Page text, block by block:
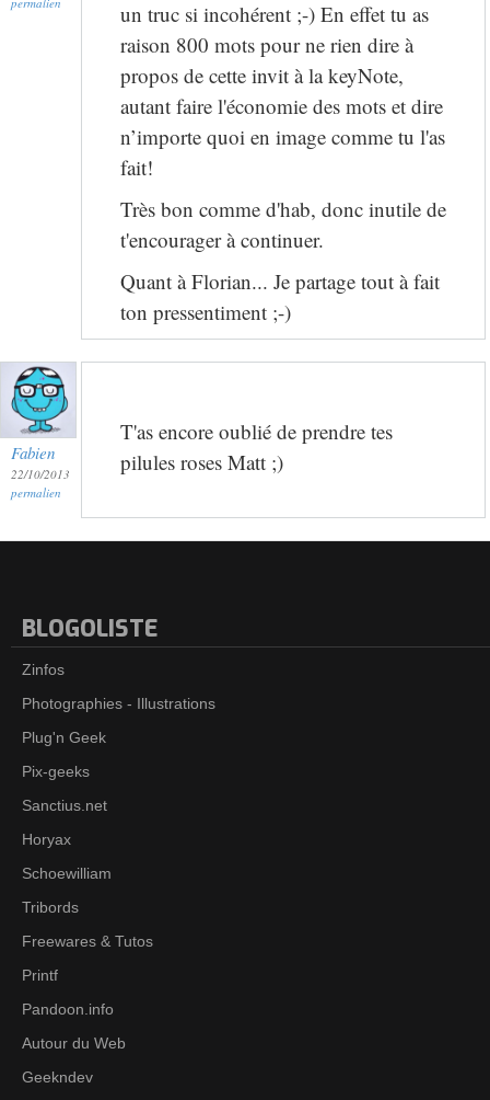
un truc si incohérent ;-) En effet tu as
raison 800 mots pour ne rien dire à
propos de cette invit à la keyNote,
autant faire l'économie des mots et dire
n’importe quoi en image comme tu l'as
fait!
Très bon comme d'hab, donc inutile de
t'encourager à continuer.
Quant à Florian... Je partage tout à fait
ton pressentiment ;-)
Fabien
22/10/2013
permalien
T'as encore oublié de prendre tes
pilules roses Matt ;)
BLOGOLISTE
Zinfos
Photographies - Illustrations
Plug'n Geek
Pix-geeks
Sanctius.net
Horyax
Schoewilliam
Tribords
Freewares & Tutos
Printf
Pandoon.info
Autour du Web
Geekndev